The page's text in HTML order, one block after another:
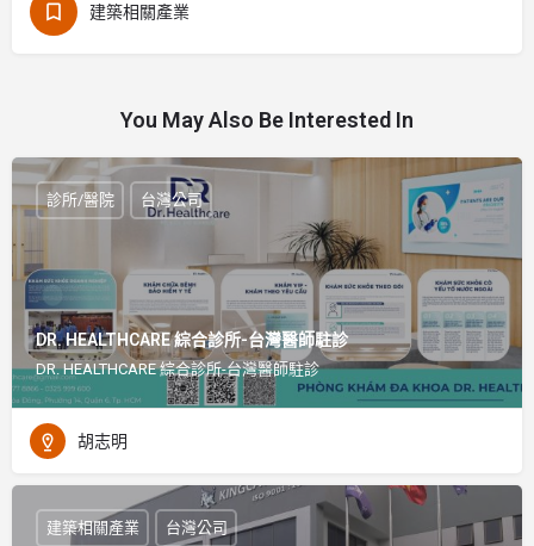
建築相關產業
You May Also Be Interested In
DR. HEALTHCARE 綜合診所-台灣醫師駐診
DR. HEALTHCARE 綜合診所-台灣醫師駐診
診所/醫院 台灣公司
胡志明
建築相關產業 台灣公司